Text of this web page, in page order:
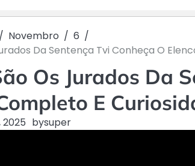
Novembro
6
Da Sentença Tvi Conheça O
Os Jurados Da
E
bysuper